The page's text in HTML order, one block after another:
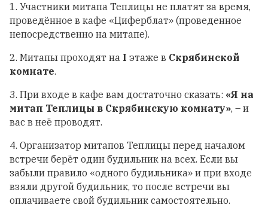
1. Участники митапа Теплицы не платят за время,
проведённое в кафе «Циферблат» (проведенное
непосредственно на митапе).
2. Митапы проходят на I этаже в Скрябинской
комнате.
3. При входе в кафе вам достаточно сказать: «Я на
митап Теплицы в Скрябинскую комнату», – и
вас в неё проводят.
4. Организатор митапов Теплицы перед началом
встречи берёт один будильник на всех. Если вы
забыли правило «одного будильника» и при входе
взяли другой будильник, то после встречи вы
оплачиваете свой будильник самостоятельно.